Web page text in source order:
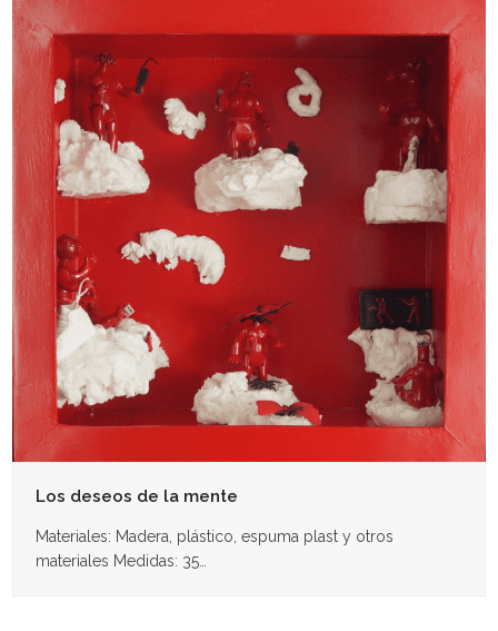
Los deseos de la mente
Materiales: Madera, plástico, espuma plast y otros
materiales Medidas: 35…